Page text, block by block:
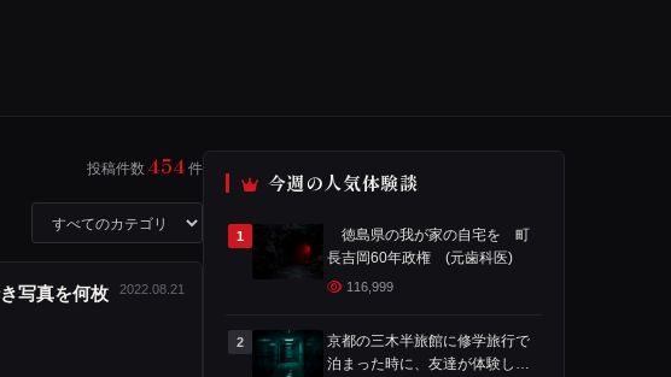
投稿件数 454件
写真を何枚
2022.08.21
今週の人気体験談
1
徳島県の我が家の自宅を 町
長吉岡60年政権 (元歯科医)
116,999
2
京都の三木半旅館に修学旅行で
泊まった時に、友達が体験した